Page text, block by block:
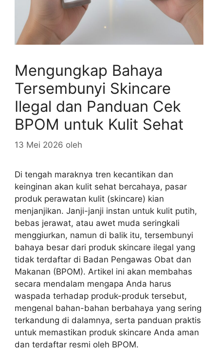
Mengungkap Bahaya
Tersembunyi Skincare
Ilegal dan Panduan Cek
BPOM untuk Kulit Sehat
13 Mei 2026 oleh
Di tengah maraknya tren kecantikan dan
keinginan akan kulit sehat bercahaya, pasar
produk perawatan kulit (skincare) kian
menjanjikan. Janji-janji instan untuk kulit putih,
bebas jerawat, atau awet muda seringkali
menggiurkan, namun di balik itu, tersembunyi
bahaya besar dari produk skincare ilegal yang
tidak terdaftar di Badan Pengawas Obat dan
Makanan (BPOM). Artikel ini akan membahas
secara mendalam mengapa Anda harus
waspada terhadap produk-produk tersebut,
mengenal bahan-bahan berbahaya yang sering
terkandung di dalamnya, serta panduan praktis
untuk memastikan produk skincare Anda aman
dan terdaftar resmi oleh BPOM.